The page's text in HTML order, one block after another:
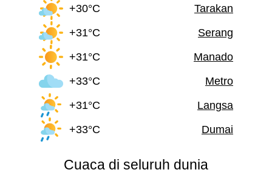
+30°C
Tarakan
+31°C
Serang
+31°C
Manado
+33°C
Metro
+31°C
Langsa
+33°C
Dumai
Cuaca di seluruh dunia